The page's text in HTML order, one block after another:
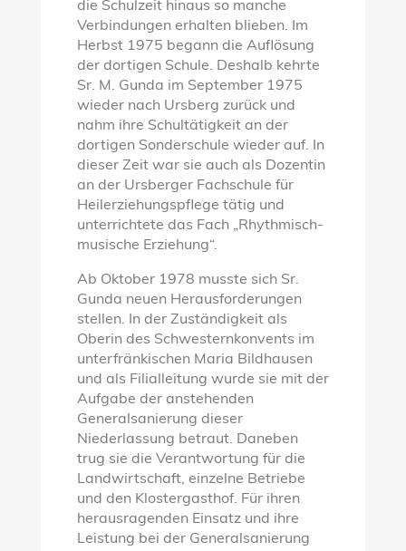
die Schulzeit hinaus so manche
Verbindungen erhalten blieben. Im
Herbst 1975 begann die Auflösung
der dortigen Schule. Deshalb kehrte
Sr. M. Gunda im September 1975
wieder nach Ursberg zurück und
nahm ihre Schultätigkeit an der
dortigen Sonderschule wieder auf. In
dieser Zeit war sie auch als Dozentin
an der Ursberger Fachschule für
Heilerziehungspflege tätig und
unterrichtete das Fach „Rhythmisch-
musische Erziehung“.
Ab Oktober 1978 musste sich Sr.
Gunda neuen Herausforderungen
stellen. In der Zuständigkeit als
Oberin des Schwesternkonvents im
unterfränkischen Maria Bildhausen
und als Filialleitung wurde sie mit der
Aufgabe der anstehenden
Generalsanierung dieser
Niederlassung betraut. Daneben
trug sie die Verantwortung für die
Landwirtschaft, einzelne Betriebe
und den Klostergasthof. Für ihren
herausragenden Einsatz und ihre
Leistung bei der Generalsanierung